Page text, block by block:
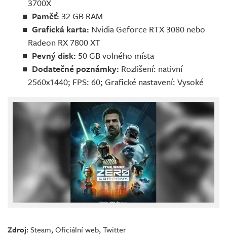
3700X
Paměť: 32 GB RAM
Grafická karta: Nvidia Geforce RTX 3080 nebo
Radeon RX 7800 XT
Pevný disk: 50 GB volného místa
Dodatečné poznámky: Rozlišení: nativní
2560x1440; FPS: 60; Grafické nastavení: Vysoké
Zdroj:Steam,Oficiální web,Twitter